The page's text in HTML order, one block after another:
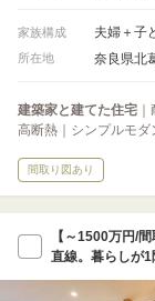
家族構成 夫婦＋子
所在地 奈良県北
建築家と建てた住宅
高断熱｜シンプルモ
間取り図あり
【～1500万円/
直線。暮らしが